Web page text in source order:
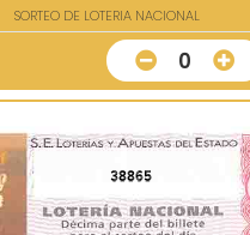
SORTEO DE LOTERIA NACIONAL
0
38865